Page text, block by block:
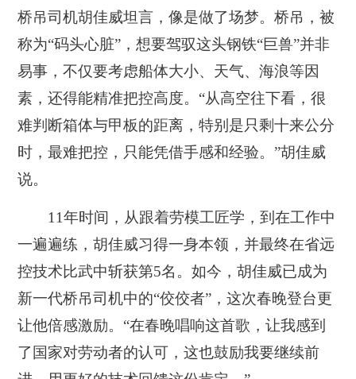
桥吊司机胡佳威坦言，像是做了场梦。桥吊，被
称为“码头心脏”，想要驾驭这头钢铁“巨兽”并非
易事，不仅要考虑船体大小、天气、海浪等因
素，还得能精准把控高度。“从高空往下看，很
难判断箱体与甲板的距离，特别是只剩十来公分
时，最难把控，只能凭借手感和经验。”胡佳威
说。
11年时间，从跟着劳模工匠学，到在工作中
一遍遍练，胡佳威习得一身本领，并最终在省远
控技术比武中斩获第5名。如今，胡佳威已成为
新一代桥吊司机中的“佼佼者”，这次春晚登台更
让他倍感激励。“在春晚唱响这首歌，让我感到
了国家对劳动者的认可，这也鼓励我要继续前